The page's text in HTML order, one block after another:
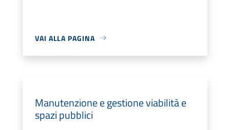
VAI ALLA PAGINA
Manutenzione e gestione viabilità e
spazi pubblici